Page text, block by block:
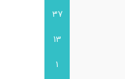
37
13
1